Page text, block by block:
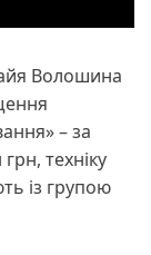
Волошина
– за
техніку
із групою